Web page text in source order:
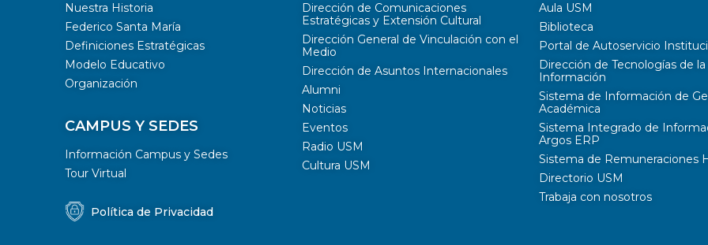
Nuestra Historia
Federico Santa María
Definiciones Estratégicas
Modelo Educativo
Organización
CAMPUS Y SEDES
Información Campus y Sedes
Tour Virtual
Política de Privacidad
Dirección de Comunicaciones
Estratégicas y Extensión Cultural
Dirección General de Vinculación con el
Medio
Dirección de Asuntos Internacionales
Alumni
Noticias
Eventos
Radio USM
Cultura USM
Aula USM
Biblioteca
Portal de Autoservicio
Dirección de Tecnologías de la
Información
Sistema de Información de
Académica
Sistema Integrado de
Argos ERP
Sistema de Remuneraciones
Directorio USM
Trabaja con nosotros